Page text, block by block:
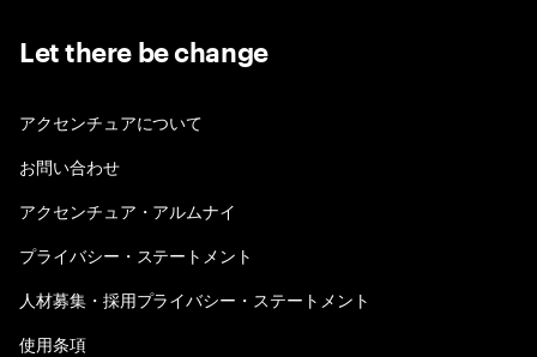
Let there be change
アクセンチュアについて
お問い合わせ
アクセンチュア・アルムナイ
プライバシー・ステートメント
人材募集・採用プライバシー・ステートメント
使用条項